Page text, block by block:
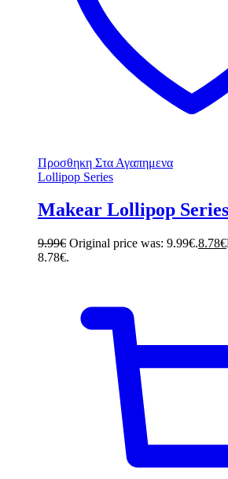
Προσθηκη Στα Αγαπημενα
Lollipop Series
Makear Lollipop
9.99€ Original price was: 9.99€.8.78€
8.78€.